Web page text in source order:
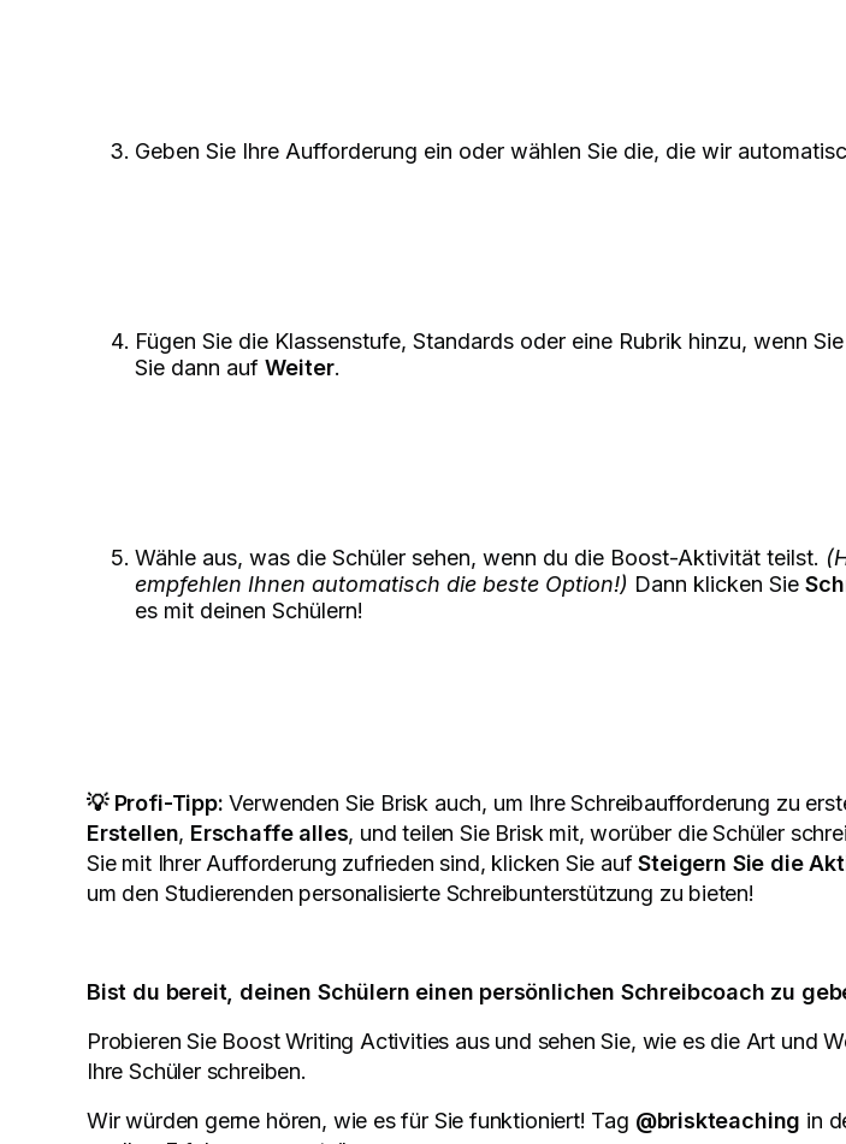
Geben Sie Ihre Aufforderung ein oder wählen Sie die, die wir
Fügen Sie die Klassenstufe, Standards oder eine Rubrik hinzu, wenn
Sie dann auf Weiter.
Wähle aus, was die Schüler sehen, wenn du die Boost-Aktivität teilst.
empfehlen Ihnen automatisch die beste Option!) Dann klicken Sie
es mit deinen Schülern!
💡 Profi-Tipp:Verwenden Sie Brisk auch, um Ihre Schreibaufforderung zu
Erstellen, Erschaffe alles, und teilen Sie Brisk mit, worüber die Schüler
Sie mit Ihrer Aufforderung zufrieden sind, klicken Sie aufSteigern Sie die
um den Studierenden personalisierte Schreibunterstützung zu bieten!
Bist du bereit, deinen Schülern einen persönlichen Schreibcoach zu
Probieren Sie Boost Writing Activities aus und sehen Sie, wie es die Art und
Ihre Schüler schreiben.
Wir würden gerne hören, wie es für Sie funktioniert! Tag @briskteaching in